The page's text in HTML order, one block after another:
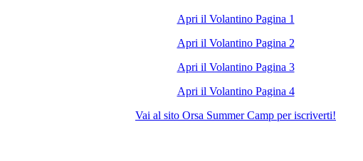
Apri il Volantino Pagina 1
Apri il Volantino Pagina 2
Apri il Volantino Pagina 3
Apri il Volantino Pagina 4
Vai al sito Orsa Summer Camp per iscriverti!